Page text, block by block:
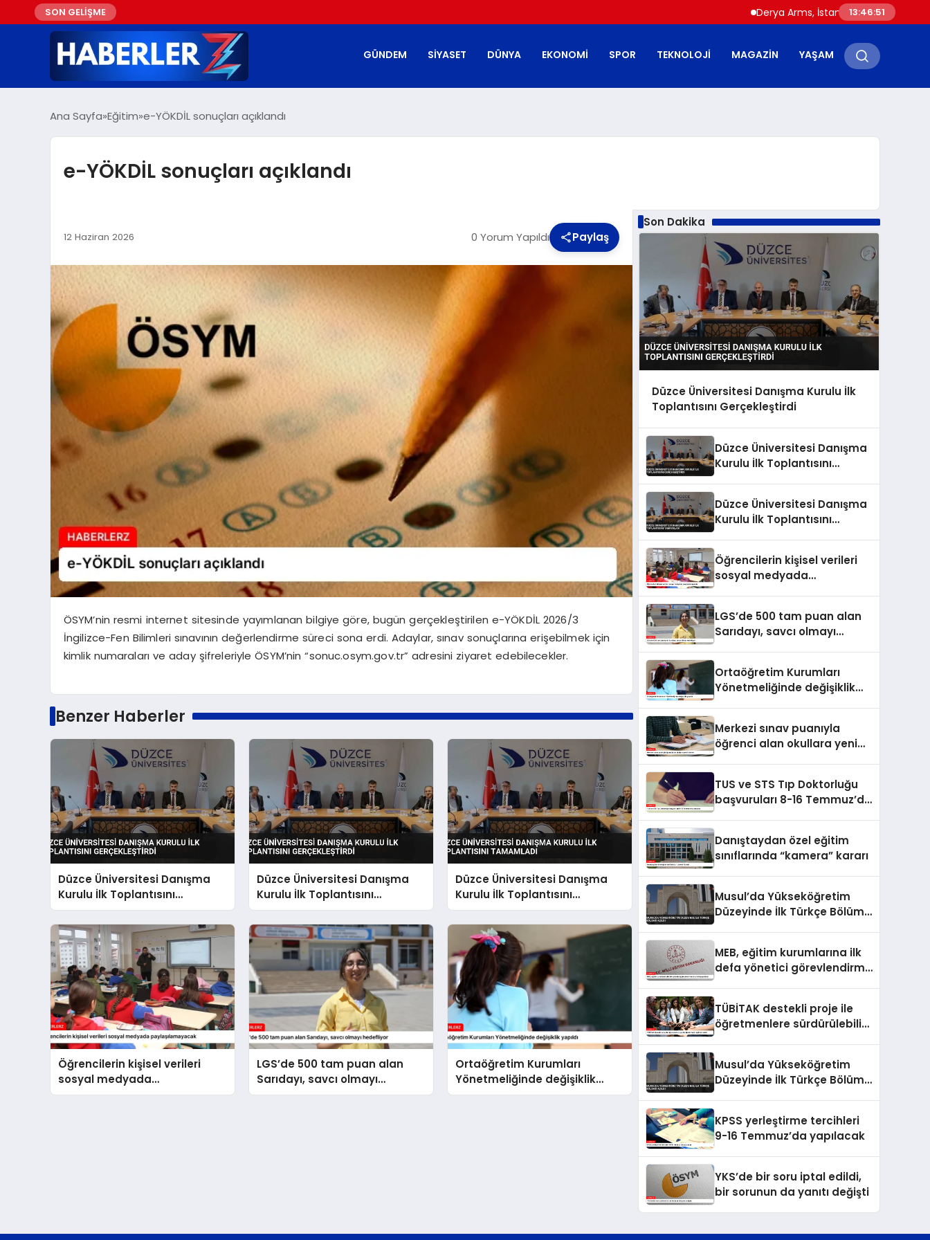
SON GELİŞME Derya Arms, İstanbul Prohunt 2026’da
13:46:52
GÜNDEM SIYASET DÜNYA EKONOMI SPOR TEKNOLOJI MAGAZIN YAŞAM
Ana Sayfa Eğitim e-YÖKDİL sonuçları açıklandı
e-YÖKDİL sonuçları açıklandı
12 Haziran 2026 0 Yorum Yapıldı Paylaş
ÖSYM’nin resmi internet sitesinde yayımlanan bilgiye göre, bugün gerçekleştirilen e-YÖKDİL 2026/3
İngilizce-Fen Bilimleri sınavının değerlendirme süreci sona erdi. Adaylar, sınav sonuçlarına erişebilmek için
kimlik numaraları ve aday şifreleriyle ÖSYM’nin “sonuc.osym.gov.tr” adresini ziyaret edebilecekler.
Benzer Haberler
Düzce Üniversitesi Danışma
Kurulu İlk Toplantısını
Gerçekleştirdi
Düzce Üniversitesi Danışma
Kurulu İlk Toplantısını
Gerçekleştirdi
Düzce Üniversitesi Danışma
Kurulu İlk Toplantısını
Tamamladı
Öğrencilerin kişisel verileri
sosyal medyada
paylaşılamayacak
LGS’de 500 tam puan alan
Sarıdayı, savcı olmayı
hedefliyor
Ortaöğretim Kurumları
Yönetmeliğinde değişiklik
yapıldı
Son Dakika
Düzce Üniversitesi Danışma Kurulu İlk
Toplantısını Gerçekleştirdi
Düzce Üniversitesi Danışma
Kurulu İlk Toplantısını
Düzce Üniversitesi Danışma
Kurulu İlk Toplantısını
Öğrencilerin kişisel verileri
sosyal medyada
LGS’de 500 tam puan alan
Sarıdayı, savcı olmayı
Ortaöğretim Kurumları
Yönetmeliğinde değişiklik
Merkezi sınav puanıyla
öğrenci alan okullara yeni
TUS ve STS Tıp Doktorluğu
başvuruları 8-16 Temmuz’da
Danıştaydan özel eğitim
sınıflarında “kamera” kararı
Musul’da Yükseköğretim
Düzeyinde İlk Türkçe Bölümü
MEB, eğitim kurumlarına ilk
defa yönetici görevlendirme
TÜBİTAK destekli proje ile
öğretmenlere sürdürülebilir
Musul’da Yükseköğretim
Düzeyinde İlk Türkçe Bölümü
KPSS yerleştirme tercihleri
9-16 Temmuz’da yapılacak
YKS’de bir soru iptal edildi,
bir sorunun da yanıtı değişti